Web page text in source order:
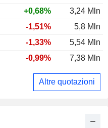
+0,68%
3,24 Mln
-1,51%
5,8 Mln
-1,33%
5,54 Mln
-0,99% 7,38 Mln
Altre quotazioni